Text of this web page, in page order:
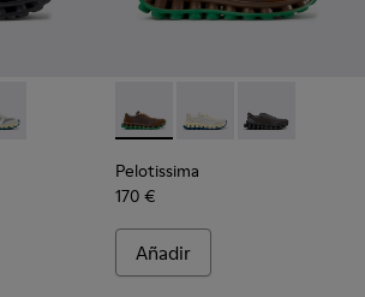
003 - Zapatillas grises de textil y
- K101134-002 - Zapatillas multicolor de
- K101134-001 - Zapatillas grises
Pelotissima - K101150-004
Pelotissima -Pelotissima -
Pelotissima
170 €
Añadir